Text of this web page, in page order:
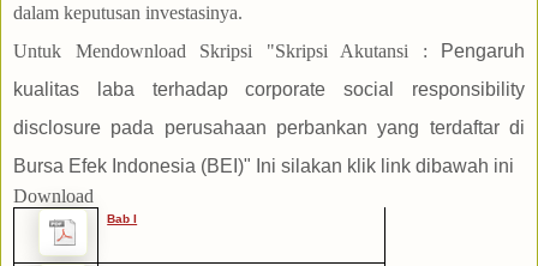
dalam keputusan investasinya.
Untuk Mendownload Skripsi "Skripsi Akutansi :
Pengaruh
kualitas laba terhadap corporate social responsibility
disclosure pada perusahaan perbankan yang terdaftar di
Bursa Efek Indonesia (BEI)" Ini silakan klik link dibawah ini
Download
Bab I